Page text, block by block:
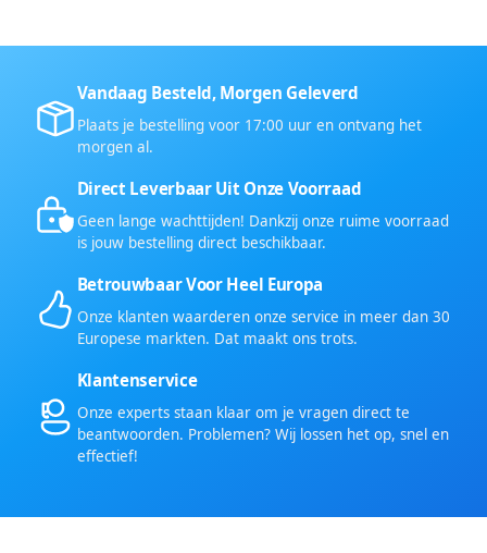
Vandaag Besteld, Morgen Geleverd
Plaats je bestelling voor 17:00 uur en ontvang het
morgen al.
Direct Leverbaar Uit Onze Voorraad
Geen lange wachttijden! Dankzij onze ruime voorraad
is jouw bestelling direct beschikbaar.
Betrouwbaar Voor Heel Europa
Onze klanten waarderen onze service in meer dan 30
Europese markten. Dat maakt ons trots.
Klantenservice
Onze experts staan klaar om je vragen direct te
beantwoorden. Problemen? Wij lossen het op, snel en
effectief!